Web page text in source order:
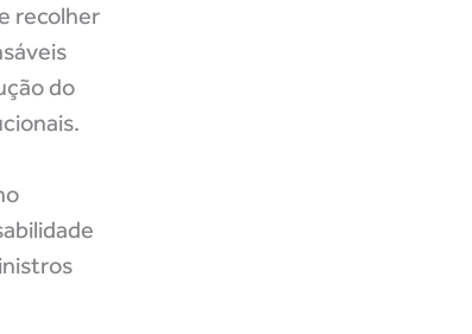
recolher
do